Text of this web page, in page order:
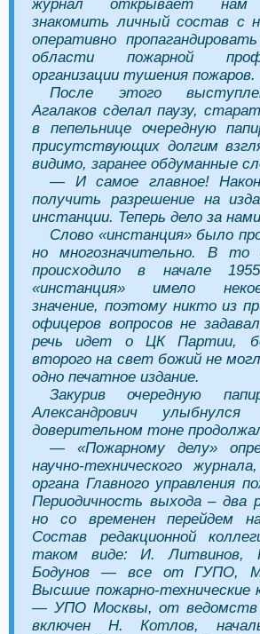
журнал открывает нам
знакомить личный состав с
оперативно
области пожарной
организации тушения пожаров.
После этого
Агалаков сделал паузу,
в пепельнице очередную
присутствующих долгим
видимо, заранее обдуманные
— И самое главное!
получить разрешение на
инстанции. Теперь дело за
Слово «инстанция» было
но многозначительно. В
происходило в начале
«инстанция» имело
значение, поэтому никто из
офицеров вопросов не
речь идет о ЦК Партии,
второго на свет божий не
одно печатное издание.
Закурив очередную
Александрович
доверительном тоне
— «Пожарному делу»
научно-технического
органа Главного управления
Периодичность выхода – два
но со временен перейдем
Состав редакционной
таком виде: И. Литвинов,
Бодунов — все от ГУПО,
Высшие пожарно-технические
— УПО Москвы, от ведомств
включен Н. Котлов,